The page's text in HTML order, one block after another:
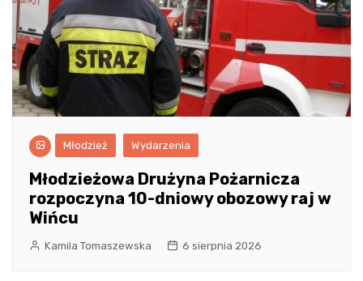
Młodzież Wydarzenia
Młodzieżowa Drużyna Pożarnicza
rozpoczyna 10-dniowy obozowy raj w
Wińcu
Kamila Tomaszewska 6 sierpnia 2026